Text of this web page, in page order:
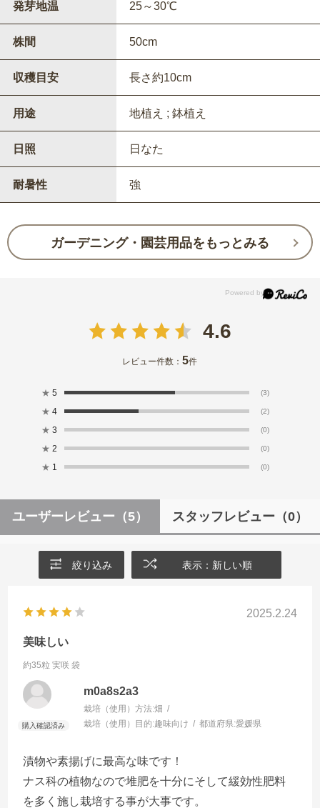
発芽地温 25～30℃
株間 50cm
収穫目安 長さ約10cm
用途 地植え ; 鉢植え
日照 日なた
耐暑性 強
ガーデニング・園芸用品をもっとみる
4.6
レビュー件数：5件
★ 5 (3)
★ 4 (2)
★ 3 (0)
★ 2 (0)
★ 1 (0)
ユーザーレビュー （5） スタッフレビュー （0）
絞り込み 表示：新しい順
2025.2.24
美味しい
約35粒 実咲 袋
m0a8s2a3
栽培（使用）方法:畑
栽培（使用）目的:趣味向け 都道府県:愛媛県
漬物や素揚げに最高な味です！
ナス科の植物なので堆肥を十分にそして緩効性肥料
を多く施し栽培する事が大事です。